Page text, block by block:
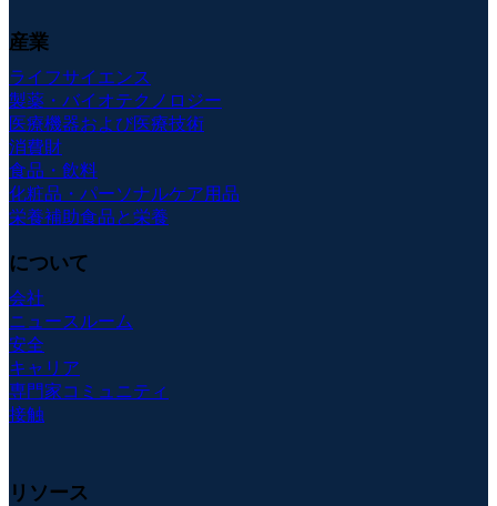
産業
ライフサイエンス
製薬・バイオテクノロジー
医療機器および医療技術
消費財
食品・飲料
化粧品・パーソナルケア用品
栄養補助食品と栄養
について
会社
ニュースルーム
安全
キャリア
専門家コミュニティ
接触
リソース